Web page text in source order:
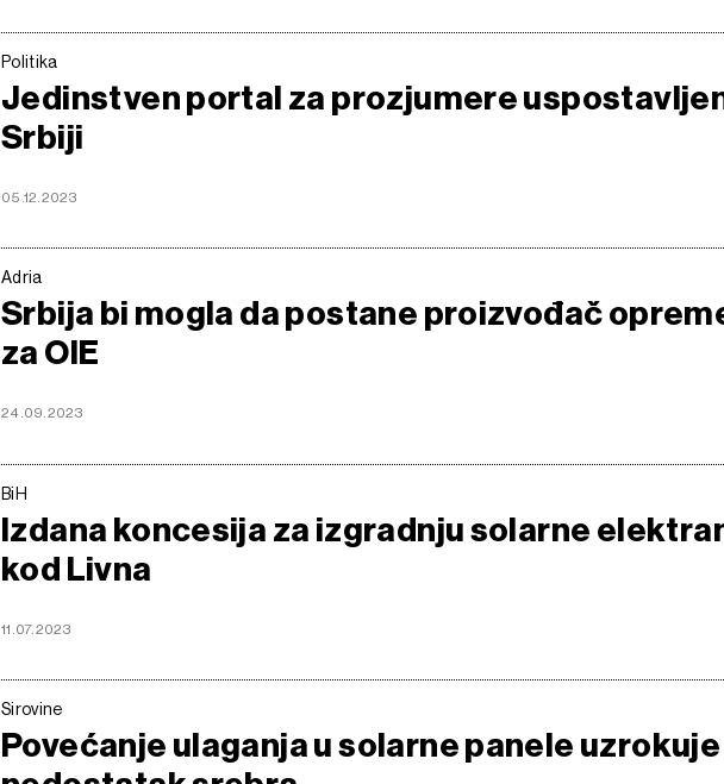
Politika
Jedinstven portal za prozjumere
Srbiji
05.12.2023
Adria
Srbija bi mogla da postane proizvođač
za OIE
24.09.2023
BiH
Izdana koncesija za izgradnju solarne
kod Livna
11.07.2023
Sirovine
Povećanje ulaganja u solarne panele uzrokuje